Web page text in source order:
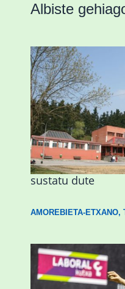
Albiste
Amorebietak eta
Urritxen institutu
sustatu dute
AMOREBIETA-ETXANO,